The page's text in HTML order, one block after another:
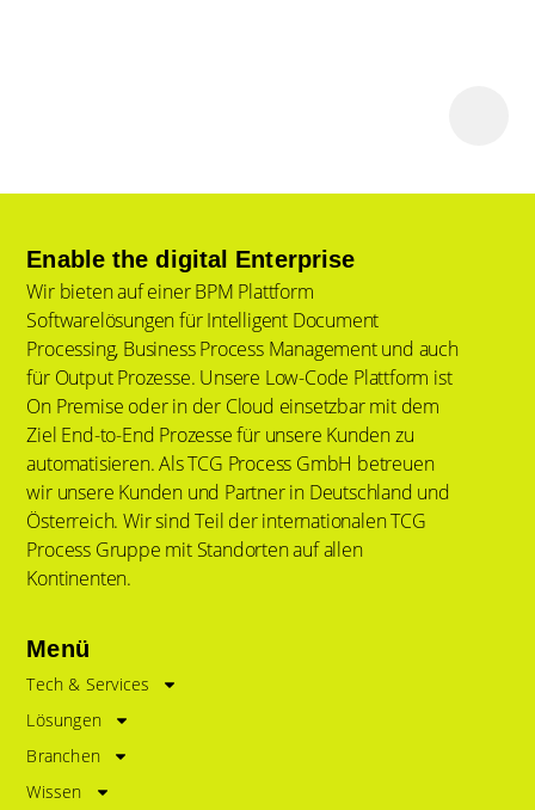
Enable the digital Enterprise
Wir bieten auf einer BPM Plattform
Softwarelösungen für Intelligent Document
Processing, Business Process Management und auch
für Output Prozesse. Unsere Low-Code Plattform ist
On Premise oder in der Cloud einsetzbar mit dem
Ziel End-to-End Prozesse für unsere Kunden zu
automatisieren. Als TCG Process GmbH betreuen
wir unsere Kunden und Partner in Deutschland und
Österreich. Wir sind Teil der internationalen TCG
Process Gruppe mit Standorten auf allen
Kontinenten.
Menü
Tech & Services
Lösungen
Branchen
Wissen